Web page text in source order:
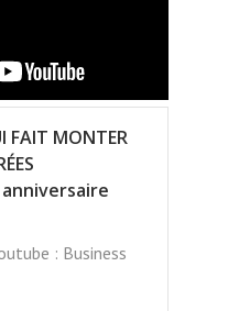
FAIT MONTER
: Business